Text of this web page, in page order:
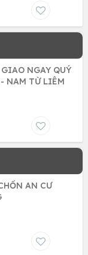
NGAY QUÝ
NAM TỪ LIÊM
AN CƯ